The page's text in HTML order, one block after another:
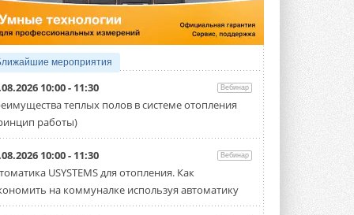
Испытания прошли на собственной
производственной площадке и были ...
3 АВГУСТА 2026
Samsung выпускает VRF-
систему DVM на R32
Линейка включает семь типоразмеров
производительностью от 22,4 до 56 кВт.
Суммарная длина трубопроводов ...
3 АВГУСТА 2026
«СиСофт Девелопмент» подвел
итоги конкурса студенческих
проектов «ТИМ-лидеры 2026»
Новый сезон конкурса «ТИМ-лидеры»
стартует уже в сентябре 2026 года ...
мероприятия
10:00 - 11:30 Вебинар
теплых полов в системе отопления
работы)
10:00 - 11:30 Вебинар
USYSTEMS для отопления. Как
на коммуналке используя автоматику